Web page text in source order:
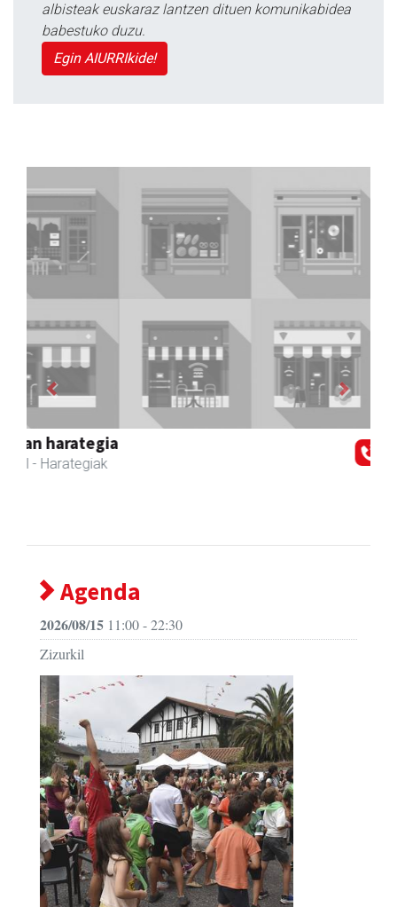
albisteak euskaraz lantzen dituen komunikabidea
babestuko duzu.
Egin AIURRIkide!
Zubeldia arrain eta mariskoa
Zizurkil - Arrandegiak
Previous Next
Agenda
2026/08/15 11:00 - 22:30
Zizurkil